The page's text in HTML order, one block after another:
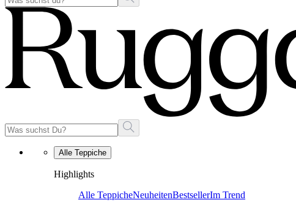
Alle Teppiche
Highlights
Alle TeppicheNeuheitenBestsellerIm Trend